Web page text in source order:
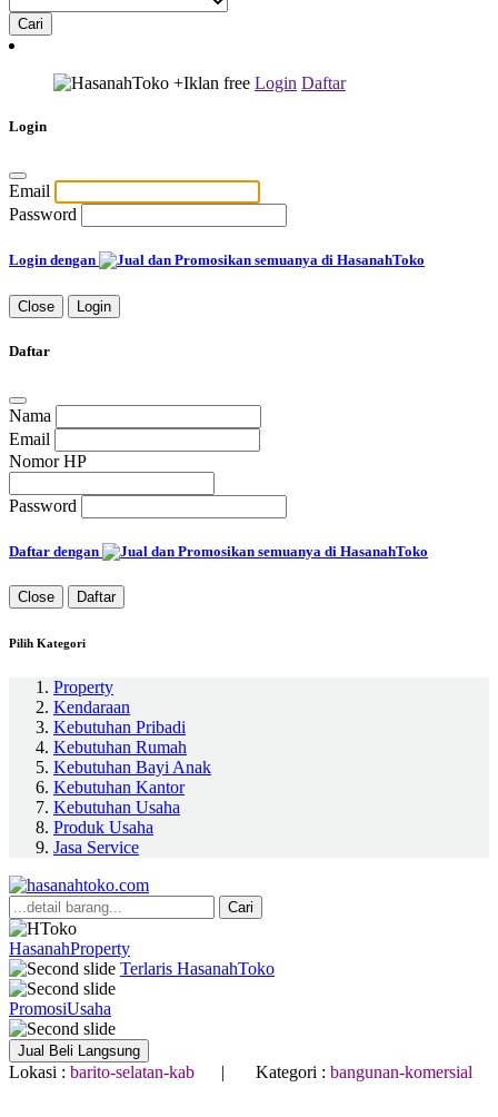
+Iklan free Login Daftar
Login
Email
Password
Login dengan
Close Login
Daftar
Nama
Email
Nomor HP
Password
Daftar dengan
Close Daftar
Pilih Kategori
Property
Kendaraan
Kebutuhan Pribadi
Kebutuhan Rumah
Kebutuhan Bayi Anak
Kebutuhan Kantor
Kebutuhan Usaha
Produk Usaha
Jasa Service
Cari
HasanahProperty
Terlaris HasanahToko
PromosiUsaha
Jual Beli Langsung
Lokasi : barito-selatan-kab | Kategori : bangunan-komersial